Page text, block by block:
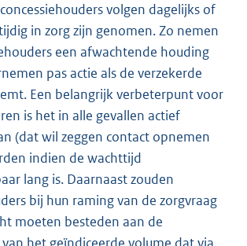
volgen dagelijks of
in zorg zijn genomen. Zo nemen
een afwachtende houding
pas actie als de verzekerde
Een belangrijk verbeterpunt voor
is het in alle gevallen actief
(dat wil zeggen contact opnemen
indien de wachttijd
lang is. Daarnaast zouden
bij hun raming van de zorgvraag
moeten besteden aan de